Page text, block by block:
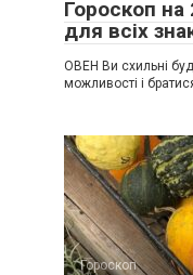
Гороскоп
для всіх
ОВЕН Ви схильні
можливості і
Гороскоп